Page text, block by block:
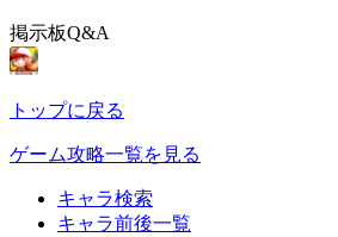
掲示板Q&A
トップに戻る
ゲーム攻略一覧を見る
キャラ検索
キャラ前後一覧